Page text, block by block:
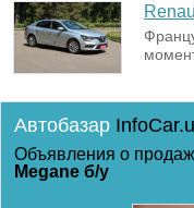
Автобазар
Объявления о
Megane б/у